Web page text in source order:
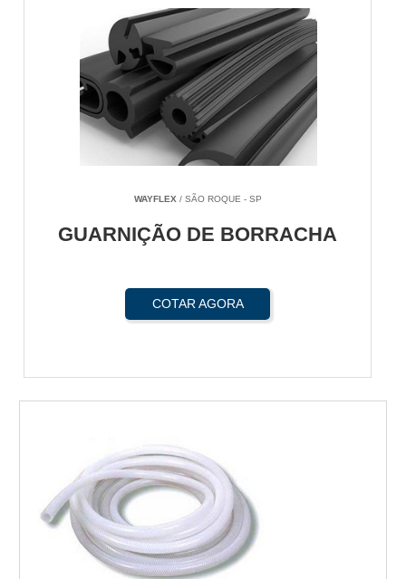
WAYFLEX/ SÃO ROQUE - SP
GUARNIÇÃO DE BORRACHA
COTAR AGORA